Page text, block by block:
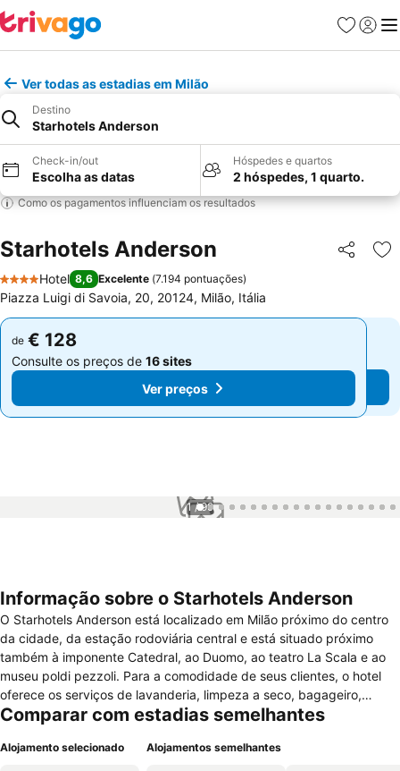
Favoritos
Iniciar
Ver todas as estadias em Milão
Destino
Starhotels Anderson
Check-in/out
Escolha as datas
Hóspedes e quartos
2 hóspedes, 1 quarto.
Como os pagamentos influenciam os resultados
Starhotels Anderson Partilhar
4 Estrelas
Hotel 8,6 Excelente (7.194 pontuações)
Piazza Luigi di Savoia, 20, 20124, Milão, Itália
de € 128
Consulte os preços de 16 sites
Ver preços
de € 128
Consulte os preços de 16 sites
Ver preços
1 / 99
Informação sobre o Starhotels Anderson
O Starhotels Anderson está localizado em Milão próximo do centro
da cidade, da estação rodoviária central e está situado próximo
também à imponente Catedral, ao Duomo, ao teatro La Scala e ao
museu poldi pezzoli. Para a comodidade de seus clientes, o hotel
oferece os serviços de lavanderia, limpeza a seco, bagageiro,
disponibilização de jornal grátis, serviço de concierge, garagem e
bem decorados e estão todos equipados com televisão via satélite,
Comparar com estadias semelhantes
Alojamento selecionado Alojamentos semelhantes